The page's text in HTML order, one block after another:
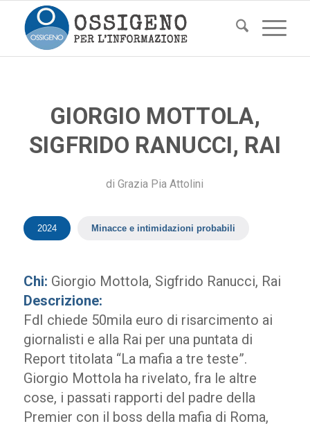
GIORGIO MOTTOLA,
SIGFRIDO RANUCCI, RAI
diGrazia Pia Attolini
2024 Minacce e intimidazioni probabili
Chi: Giorgio Mottola, Sigfrido Ranucci, Rai
Descrizione:
FdI chiede 50mila euro di risarcimento ai
giornalisti e alla Rai per una puntata di
Report titolata “La mafia a tre teste”.
Giorgio Mottola ha rivelato, fra le altre
cose, i passati rapporti del padre della
Premier con il boss della mafia di Roma,